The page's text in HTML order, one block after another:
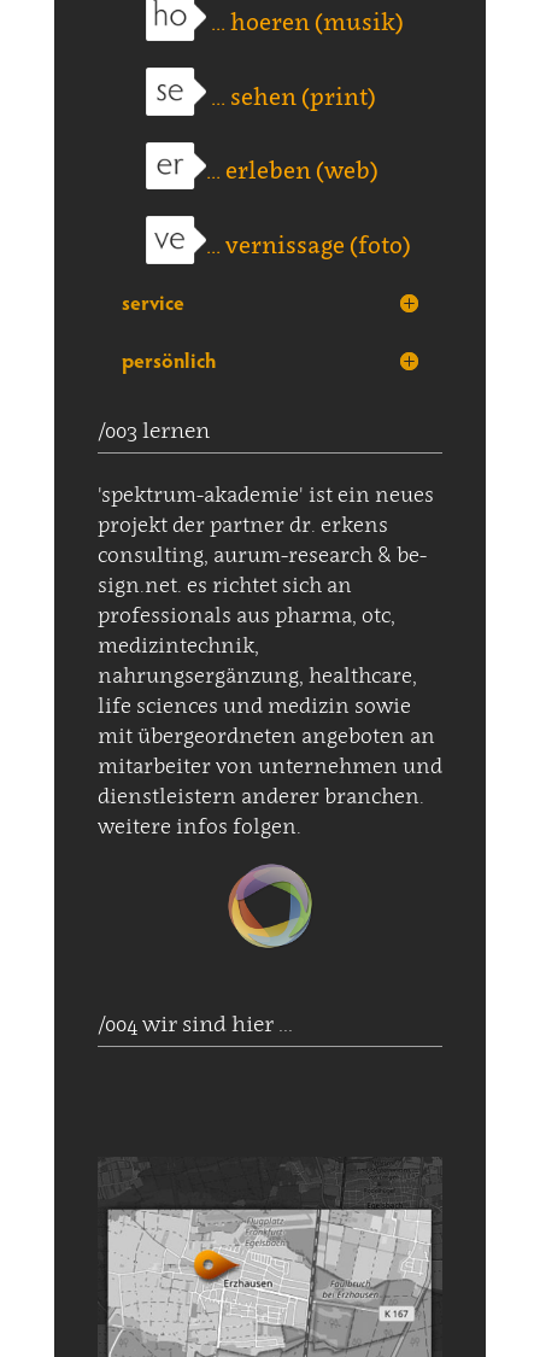
... hoeren (musik)
... sehen (print)
... erleben (web)
... vernissage (foto)
service
persönlich
/003 lernen
'spektrum-akademie' ist ein neues
projekt der partner dr. erkens
consulting, aurum-research & be-
sign.net. es richtet sich an
professionals aus pharma, otc,
medizintechnik,
nahrungsergänzung, healthcare,
life sciences und medizin sowie
mit übergeordneten angeboten an
mitarbeiter von unternehmen und
dienstleistern anderer branchen.
weitere infos folgen.
/004 wir sind hier ...